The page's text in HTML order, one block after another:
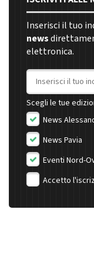
Inserisci il tuo
news
elettronica.
Indirizzo email
Scegli le tue
News
News Pavia
Eventi Nord-
Accetto